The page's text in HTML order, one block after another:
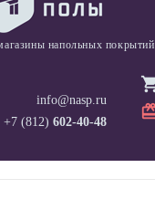
напольных покрытий
info@nasp.ru
+7 (812) 602-40-48